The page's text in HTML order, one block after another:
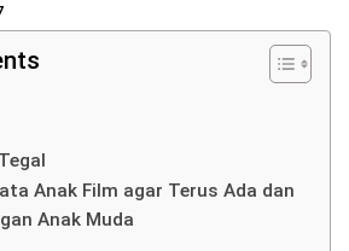
Anak Film agar Terus Ada dan
Anak Muda